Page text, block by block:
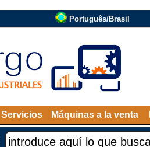
Português/Brasil
Servicios Máquinas a la venta